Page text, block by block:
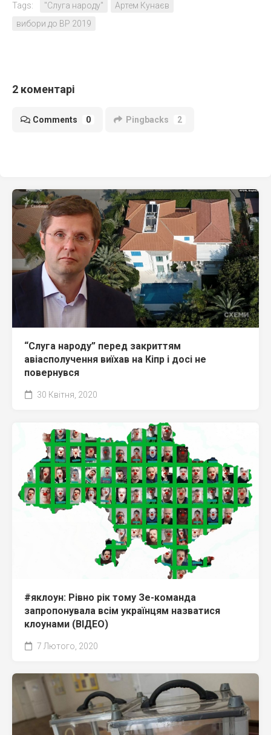
Tags: "Слуга народу"
Артем Кунаєв
вибори до ВР 2019
2 коментарі
Comments 0 Pingbacks 2
“Слуга народу” перед закриттям
авіасполучення виїхав на Кіпр і досі не
повернувся
30 Квітня, 2020
#яклоун: Рівно рік тому Зе-команда
запропонувала всім українцям назватися
клоунами (ВІДЕО)
7 Лютого, 2020